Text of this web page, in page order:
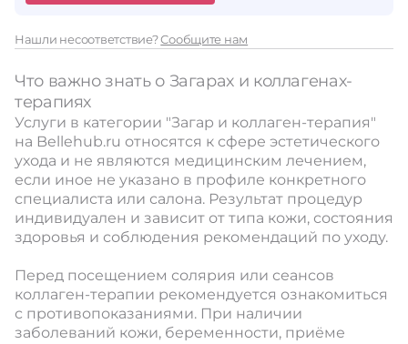
Нашли несоответствие?Сообщите нам
Что важно знать о Загарах и коллагенах-
терапиях
Услуги в категории "Загар и коллаген-терапия"
на Bellehub.ru относятся к сфере эстетического
ухода и не являются медицинским лечением,
если иное не указано в профиле конкретного
специалиста или салона. Результат процедур
индивидуален и зависит от типа кожи, состояния
здоровья и соблюдения рекомендаций по уходу.
Перед посещением солярия или сеансов
коллаген-терапии рекомендуется ознакомиться
с противопоказаниями. При наличии
заболеваний кожи, беременности, приёме